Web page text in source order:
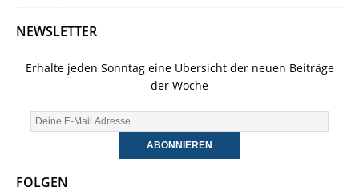
NEWSLETTER
Erhalte jeden Sonntag eine Übersicht der neuen Beiträge
der Woche
FOLGEN